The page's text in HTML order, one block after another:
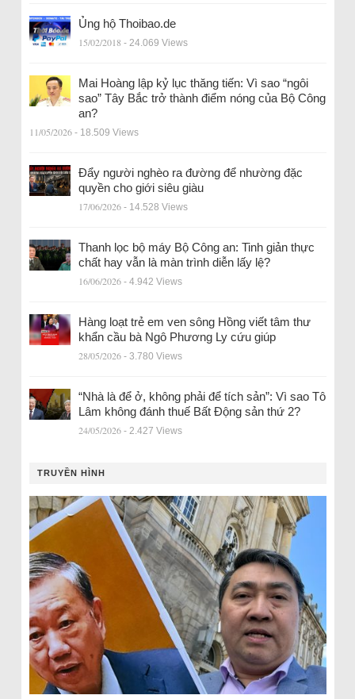
Ủng hộ Thoibao.de
15/02/2018 - 24.069 Views
Mai Hoàng lập kỷ lục thăng tiến: Vì sao “ngôi
sao” Tây Bắc trở thành điểm nóng của Bộ Công
an?
11/05/2026 - 18.509 Views
Đẩy người nghèo ra đường để nhường đặc
quyền cho giới siêu giàu
17/06/2026 - 14.528 Views
Thanh lọc bộ máy Bộ Công an: Tinh giản thực
chất hay vẫn là màn trình diễn lấy lệ?
16/06/2026 - 4.942 Views
Hàng loạt trẻ em ven sông Hồng viết tâm thư
khẩn cầu bà Ngô Phương Ly cứu giúp
28/05/2026 - 3.780 Views
“Nhà là để ở, không phải để tích sản”: Vì sao Tô
Lâm không đánh thuế Bất Động sản thứ 2?
24/05/2026 - 2.427 Views
TRUYỀN HÌNH